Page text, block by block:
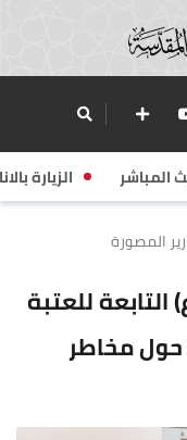
المباشر الزيارة
المصورة
التابعة للعتبة
حول مخاطر